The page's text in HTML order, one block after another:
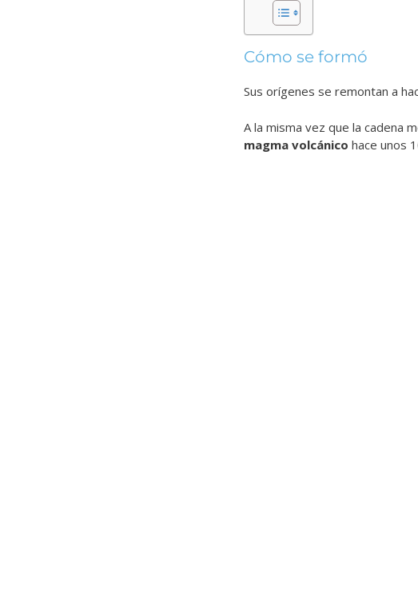
Cómo se formó
Sus orígenes se remontan a
A la misma vez que la cadena
magma volcánico hace unos